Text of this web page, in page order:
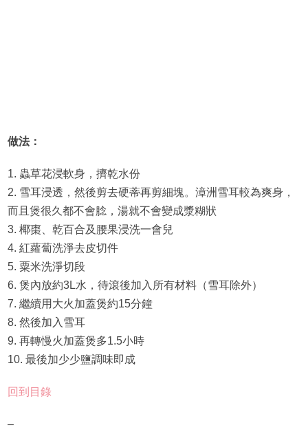
做法：
1. 蟲草花浸軟身，擠乾水份
2. 雪耳浸透，然後剪去硬蒂再剪細塊。漳洲雪耳較為爽身，
而且煲很久都不會腍，湯就不會變成漿糊狀
3. 椰棗、乾百合及腰果浸洗一會兒
4. 紅蘿蔔洗淨去皮切件
5. 粟米洗淨切段
6. 煲內放約3L水，待滾後加入所有材料（雪耳除外）
7. 繼續用大火加蓋煲約15分鐘
8. 然後加入雪耳
9. 再轉慢火加蓋煲多1.5小時
10. 最後加少少鹽調味即成
回到目錄
–